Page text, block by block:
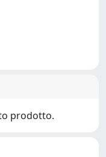
prodotto.